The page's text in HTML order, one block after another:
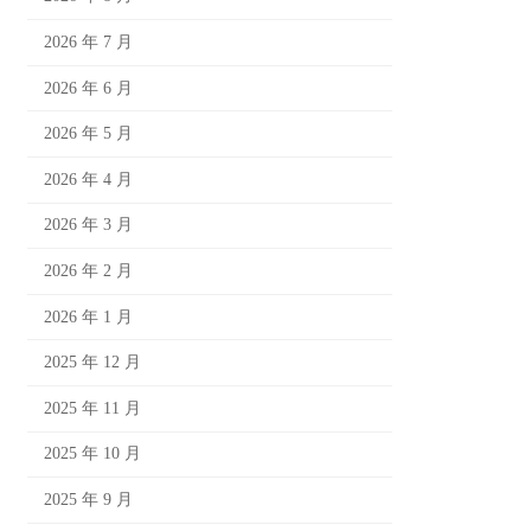
2026 年 7 月
2026 年 6 月
2026 年 5 月
2026 年 4 月
2026 年 3 月
2026 年 2 月
2026 年 1 月
2025 年 12 月
2025 年 11 月
2025 年 10 月
2025 年 9 月